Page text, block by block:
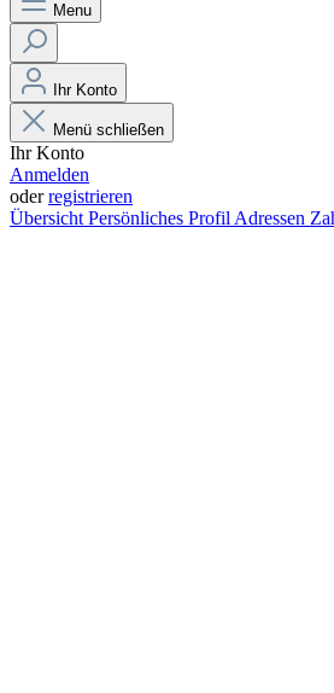
Menu
Ihr Konto
Menü schließen
Ihr Konto
Anmelden
oderregistrieren
Übersicht Persönliches Profil Adressen